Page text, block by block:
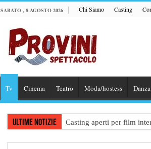
SABATO , 8 AGOSTO 2026 Chi Siamo Casting
Tv Cinema Teatro Moda/hostess Danza
Ultime notizie Casting aperti per film